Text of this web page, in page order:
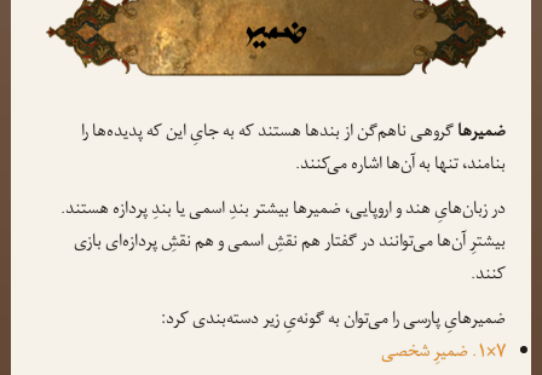
ضمیرهاگروهی ناهم‌گن از بندها هستند که به جایِ این که پدیده‌ها را
بنامند، تنها به آن‌ها اشاره می‌کنند.
در زبان‌هایِ هند و اروپایی، ضمیرها بیشتر بندِ اسمی یا بندِ پردازه هستند.
بیشترِ آن‌ها می‌توانند در گفتار هم نقشِ اسمی و هم نقشِ پردازه‌ای بازی
کنند.
ضمیرهایِ پارسی را می‌توان به گونه‌یِ زیر دسته‌بندی کرد:
۷×۱. ضمیرِ شخصی